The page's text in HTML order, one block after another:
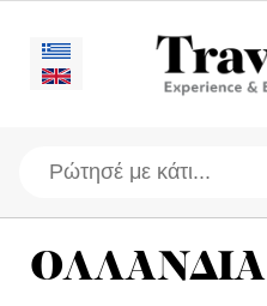
ΟΛΛΑΝΔΙΑ